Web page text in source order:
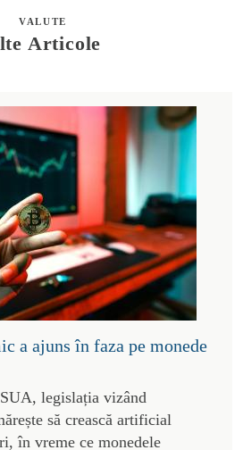
VALUTE
Articole
a ajuns în faza pe monede
legislația vizând
să crească artificial
în vreme ce monedele